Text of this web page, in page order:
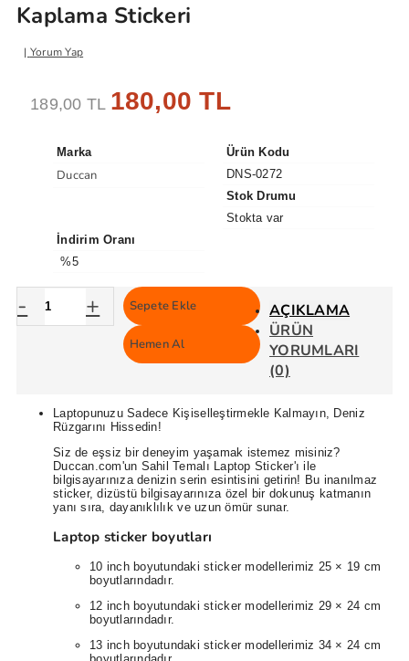
Kaplama Stickeri
Yorum Yap
189,00 TL 180,00 TL
Marka
Duccan
Ürün Kodu
DNS-0272
Stok Drumu
Stokta var
İndirim Oranı
%5
- + Sepete Ekle
Hemen Al
AÇIKLAMA
ÜRÜN
YORUMLARI
(0)
Laptopunuzu Sadece Kişiselleştirmekle Kalmayın, Deniz
Rüzgarını Hissedin!
Siz de eşsiz bir deneyim yaşamak istemez misiniz?
Duccan.com'un Sahil Temalı Laptop Sticker'ı ile
bilgisayarınıza denizin serin esintisini getirin! Bu inanılmaz
sticker, dizüstü bilgisayarınıza özel bir dokunuş katmanın
yanı sıra, dayanıklılık ve uzun ömür sunar.
Laptop sticker boyutları
10 inch boyutundaki sticker modellerimiz 25 × 19 cm
boyutlarındadır.
12 inch boyutundaki sticker modellerimiz 29 × 24 cm
boyutlarındadır.
13 inch boyutundaki sticker modellerimiz 34 × 24 cm